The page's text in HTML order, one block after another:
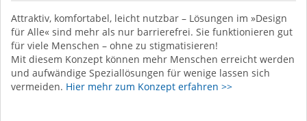
Attraktiv, komfortabel, leicht nutzbar – Lösungen im »Design
für Alle« sind mehr als nur barrierefrei. Sie funktionieren gut
für viele Menschen – ohne zu stigmatisieren!
Mit diesem Konzept können mehr Menschen erreicht werden
und aufwändige Speziallösungen für wenige lassen sich
vermeiden. Hier mehr zum Konzept erfahren >>